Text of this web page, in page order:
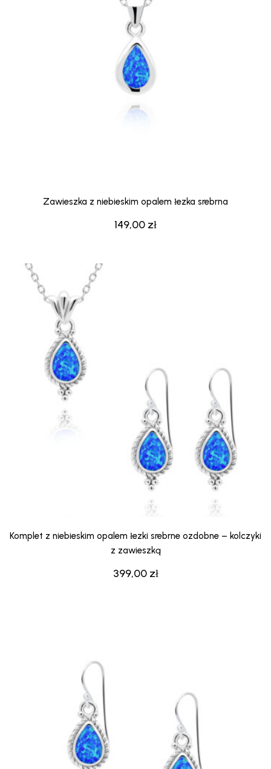
149,00 zł
Zawieszka z niebieskim opalem łezka srebrna
399,00 zł
Komplet z niebieskim opalem łezki srebrne ozdobne – kolczyki
z zawieszką